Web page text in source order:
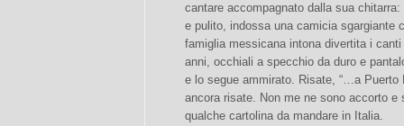
cantare accompagnato dalla sua
e pulito, indossa una camicia sgargiante
famiglia messicana intona divertita i
anni, occhiali a specchio da duro e
e lo segue ammirato. Risate, “…a Puerto
ancora risate. Non me ne sono accorto
qualche cartolina da mandare in Italia.